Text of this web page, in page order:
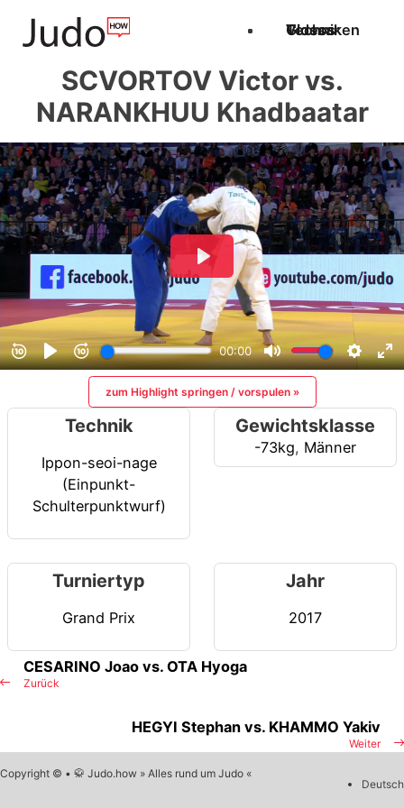
Techniken
Videos
Glossar
SCVORTOV Victor vs.
NARANKHUU Khadbaatar
zum Highlight springen / vorspulen »
Technik
Ippon-seoi-nage
(Einpunkt-
Schulterpunktwurf)
Gewichtsklasse
-73kg, Männer
Turniertyp
Grand Prix
Jahr
2017
Zurück
CESARINO Joao vs. OTA Hyoga
Weiter
HEGYI Stephan vs. KHAMMO Yakiv
Copyright © • 🥋 Judo.how » Alles rund um Judo «
Deutsch